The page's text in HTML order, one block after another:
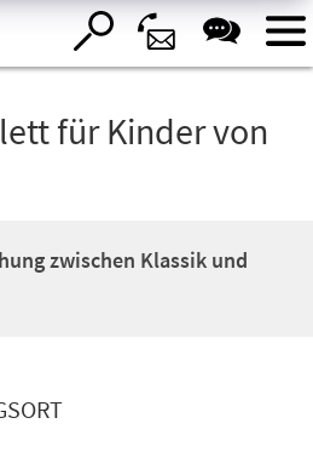
für Kinder von
zwischen Klassik und